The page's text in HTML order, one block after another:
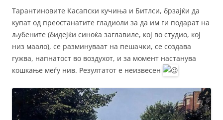
Тарантиновите Касапски кучиња и Битлси, брзајќи да
купат од преостанатите гладиоли за да им ги подарат на
љубените (бидејќи синоќа заглавиле, кој во студио, кој
низ маало), се разминуваат на пешачки, се создава
гужва, напнатост во воздухот, и за момент настанува
кошкање меѓу нив. Резултатот е неизвесен